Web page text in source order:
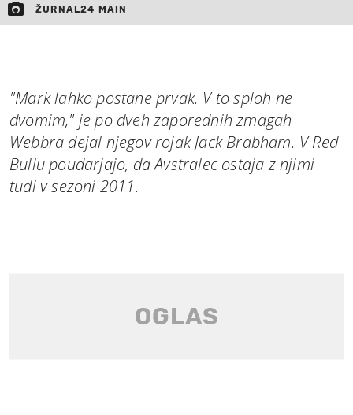
ŽURNAL24 MAIN
"Mark lahko postane prvak. V to sploh ne
dvomim," je po dveh zaporednih zmagah
Webbra dejal njegov rojak Jack Brabham. V Red
Bullu poudarjajo, da Avstralec ostaja z njimi
tudi v sezoni 2011.